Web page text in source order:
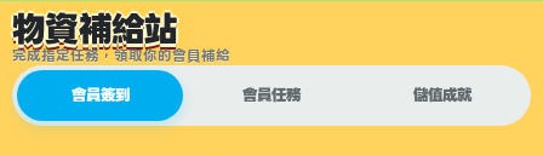
物資補給站
完成指定任務，領取你的會員補給
會員簽到 會員任務 儲值成就